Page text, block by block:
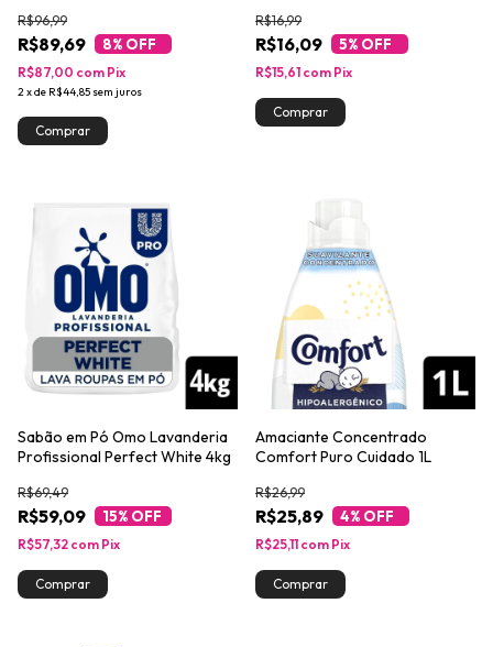
R$89,69
R$96,99
8% OFF
2xde R$44,85 sem juros
R$87,00 com Pix
R$16,09
R$16,99
5% OFF
R$15,61 com Pix
Sabão em Pó Omo Lavanderia
Profissional Perfect White 4kg
R$59,09
R$69,49
15% OFF
R$57,32 com Pix
Amaciante Concentrado
Comfort Puro Cuidado 1L
R$25,89
R$26,99
4% OFF
R$25,11 com Pix